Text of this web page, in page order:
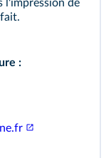
l'impression de
: